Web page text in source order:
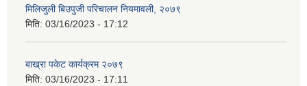
मिलिजुली बिउपुजी परिचालन नियमावली, २०७९
मिति: 03/16/2023 - 17:12
बाख्रा पकेट कार्यक्रम २०७९
मिति: 03/16/2023 - 17:11